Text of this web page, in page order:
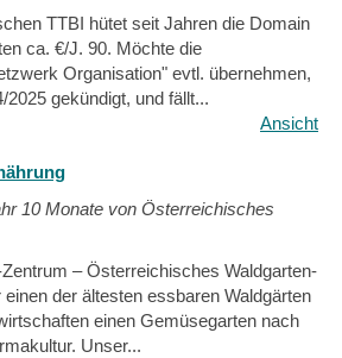
TTBI hütet seit Jahren die Domain
ca. €/J. 90. Möchte die
Organisation" evtl. übernehmen,
gekündigt, und fällt...
Ansicht
10 Monate von Österreichisches
– Österreichisches Waldgarten-
der ältesten essbaren Waldgärten
einen Gemüsegarten nach
Unser...